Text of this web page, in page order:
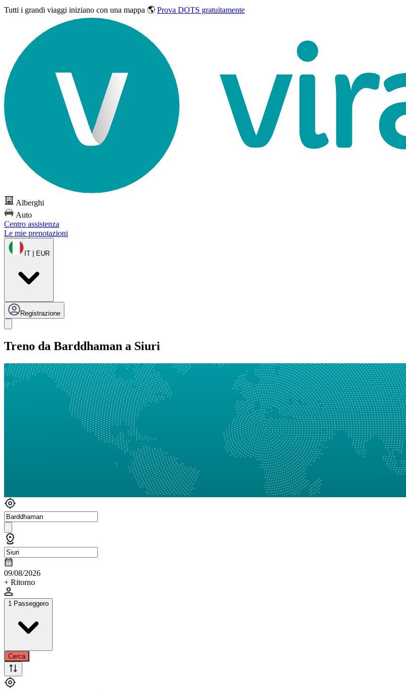
Tutti i grandi viaggi iniziano con una mappa 🌎 Prova DOTS gratuitamente
Alberghi
Auto
Centro assistenza
Le mie prenotazioni
IT | EUR
Registrazione
Treno da Barddhaman a Siuri
09/08/2026
+ Ritorno
1 Passeggero
Cerca